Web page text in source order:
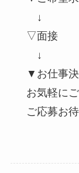
↓
▽面接
↓
▼お仕事
お気軽に
ご応募お